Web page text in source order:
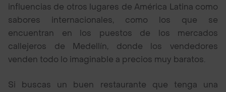
influencias de otros lugares de América Latina como
sabores internacionales, como los que se
encuentran en los puestos de los mercados
callejeros de Medellín, donde los vendedores
venden todo lo imaginable a precios muy baratos.
Si buscas un buen restaurante que tenga una